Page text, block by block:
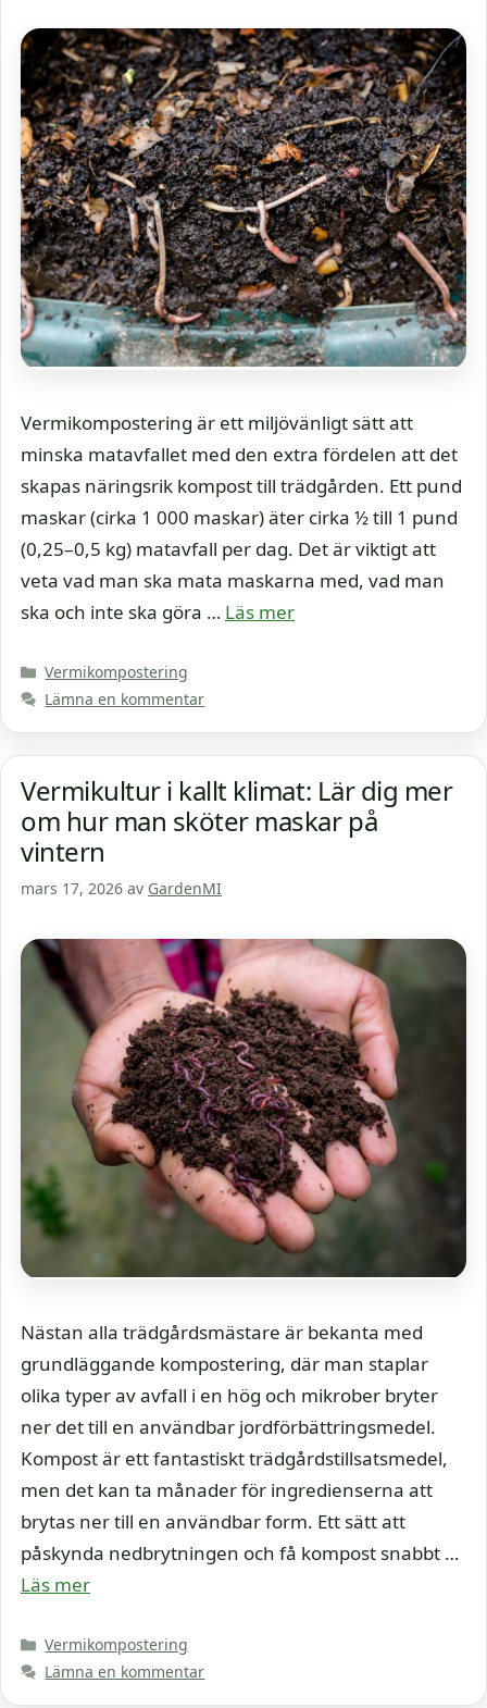
Vermikompostering är ett miljövänligt sätt att
minska matavfallet med den extra fördelen att det
skapas näringsrik kompost till trädgården. Ett pund
maskar (cirka 1 000 maskar) äter cirka ½ till 1 pund
(0,25–0,5 kg) matavfall per dag. Det är viktigt att
veta vad man ska mata maskarna med, vad man
ska och inte ska göra … Läs mer
Kategorier
Vermikompostering
Lämna en kommentar
Vermikultur i kallt klimat: Lär dig mer
om hur man sköter maskar på
vintern
mars 17, 2026 av GardenMI
Nästan alla trädgårdsmästare är bekanta med
grundläggande kompostering, där man staplar
olika typer av avfall i en hög och mikrober bryter
ner det till en användbar jordförbättringsmedel.
Kompost är ett fantastiskt trädgårdstillsatsmedel,
men det kan ta månader för ingredienserna att
brytas ner till en användbar form. Ett sätt att
påskynda nedbrytningen och få kompost snabbt …
Läs mer
Kategorier
Vermikompostering
Lämna en kommentar